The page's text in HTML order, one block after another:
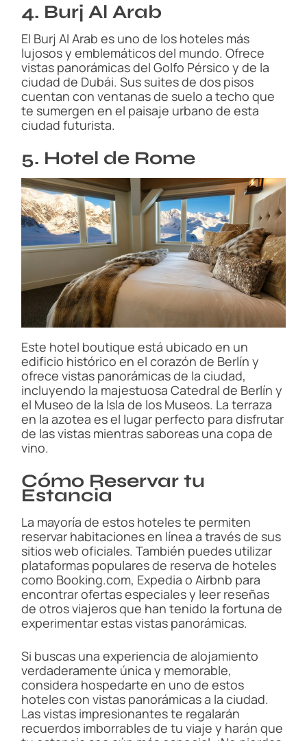
4. Burj Al Arab
El Burj Al Arab es uno de los hoteles más
lujosos y emblemáticos del mundo. Ofrece
vistas panorámicas del Golfo Pérsico y de la
ciudad de Dubái. Sus suites de dos pisos
cuentan con ventanas de suelo a techo que
te sumergen en el paisaje urbano de esta
ciudad futurista.
5. Hotel de Rome
Este hotel boutique está ubicado en un
edificio histórico en el corazón de Berlín y
ofrece vistas panorámicas de la ciudad,
incluyendo la majestuosa Catedral de Berlín y
el Museo de la Isla de los Museos. La terraza
en la azotea es el lugar perfecto para disfrutar
de las vistas mientras saboreas una copa de
vino.
Cómo Reservar tu
Estancia
La mayoría de estos hoteles te permiten
reservar habitaciones en línea a través de sus
sitios web oficiales. También puedes utilizar
plataformas populares de reserva de hoteles
como Booking.com, Expedia o Airbnb para
encontrar ofertas especiales y leer reseñas
de otros viajeros que han tenido la fortuna de
experimentar estas vistas panorámicas.
Si buscas una experiencia de alojamiento
verdaderamente única y memorable,
considera hospedarte en uno de estos
hoteles con vistas panorámicas a la ciudad.
Las vistas impresionantes te regalarán
recuerdos imborrables de tu viaje y harán que